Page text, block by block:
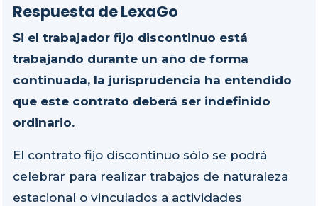
Respuesta de LexaGo
Si el trabajador fijo discontinuo está
trabajando durante un año de forma
continuada, la jurisprudencia ha entendido
que este contrato deberá ser indefinido
ordinario.
El contrato fijo discontinuo sólo se podrá
celebrar para realizar trabajos de naturaleza
estacional o vinculados a actividades